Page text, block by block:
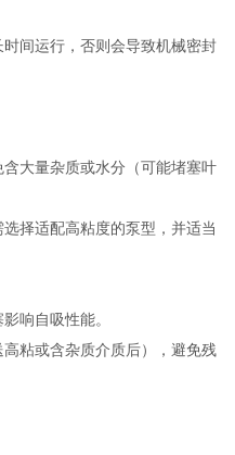
间运行，否则会导致机械密封
大量杂质或水分（可能堵塞叶
择适配高粘度的泵型，并适当
响自吸性能。
粘或含杂质介质后），避免残